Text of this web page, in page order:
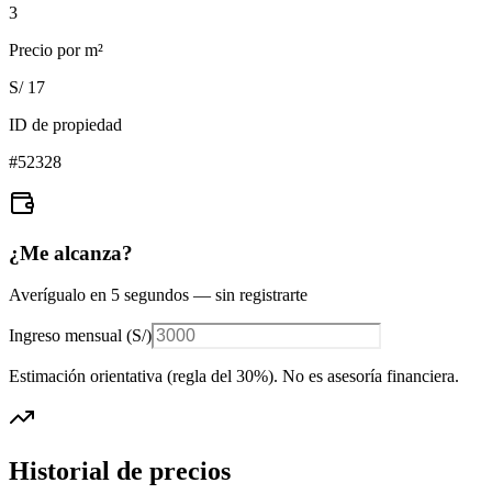
3
Precio por m²
S/ 17
ID de propiedad
#52328
¿Me alcanza?
Averígualo en 5 segundos — sin registrarte
Ingreso mensual (S/)
Estimación orientativa (regla del 30%). No es asesoría financiera.
Historial de precios